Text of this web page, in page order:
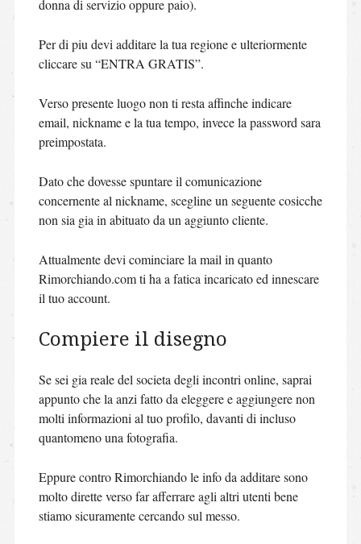
donna di servizio oppure paio).
Per di piu devi additare la tua regione e ulteriormente
cliccare su “ENTRA GRATIS”.
Verso presente luogo non ti resta affinche indicare
email, nickname e la tua tempo, invece la password sara
preimpostata.
Dato che dovesse spuntare il comunicazione
concernente al nickname, scegline un seguente cosicche
non sia gia in abituato da un aggiunto cliente.
Attualmente devi cominciare la mail in quanto
Rimorchiando.com ti ha a fatica incaricato ed innescare
il tuo account.
Compiere il disegno
Se sei gia reale del societa degli incontri online, saprai
appunto che la anzi fatto da eleggere e aggiungere non
molti informazioni al tuo profilo, davanti di incluso
quantomeno una fotografia.
Eppure contro Rimorchiando le info da additare sono
molto dirette verso far afferrare agli altri utenti bene
stiamo sicuramente cercando sul messo.